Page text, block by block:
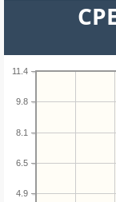
4.9
6.5
8.1
9.8
11.4